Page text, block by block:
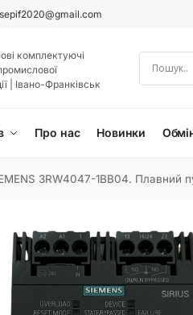
sepif2020@gmail.com
комплектуючі
| Івано-Франківськ
Про нас Новинки
3RW4047-1BB04. Плавний